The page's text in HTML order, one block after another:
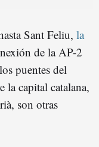
Sant Feliu, la
de la AP-2
puentes del
la capital catalana,
son otras